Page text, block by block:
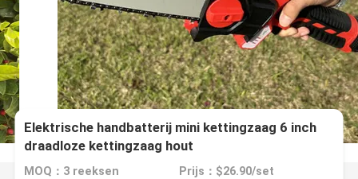
Elektrische handbatterij mini kettingzaag 6 inch
draadloze kettingzaag hout
MOQ：3 reeksen Prijs：$26.90/set